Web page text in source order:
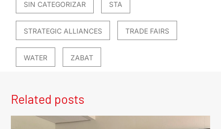
SIN CATEGORIZAR STA
STRATEGIC ALLIANCES TRADE FAIRS
WATER ZABAT
Related posts